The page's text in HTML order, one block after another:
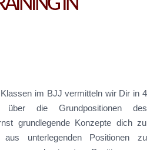
im BJJ vermitteln wir Dir in 4
über die Grundpositionen des
grundlegende Konzepte dich zu
unterlegenden Positionen zu